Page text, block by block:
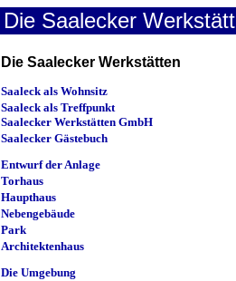
Die Saalecker
Die Saalecker Werkstätten
Saaleck als Wohnsitz
Saaleck als Treffpunkt
Saalecker Werkstätten GmbH
Saalecker Gästebuch
Entwurf der Anlage
Torhaus
Haupthaus
Nebengebäude
Park
Architektenhaus
Die Umgebung